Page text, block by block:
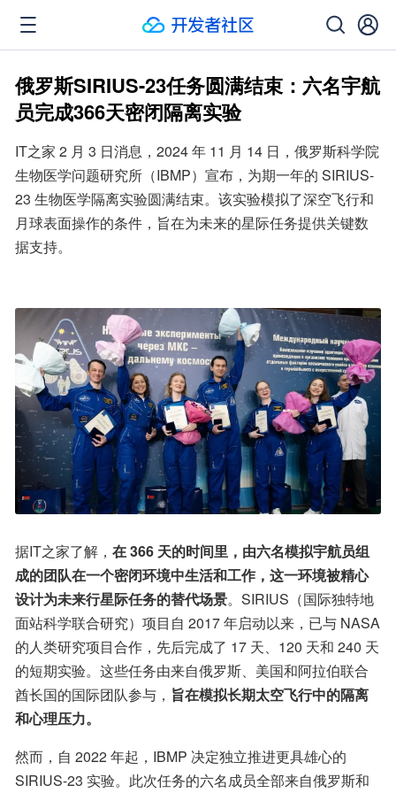
俄罗斯SIRIUS-23任务圆满结束：六名宇航
员完成366天密闭隔离实验
IT之家 2 月 3 日消息，2024 年 11 月 14 日，俄罗斯科学院
生物医学问题研究所（IBMP）宣布，为期一年的 SIRIUS-
23 生物医学隔离实验圆满结束。该实验模拟了深空飞行和
月球表面操作的条件，旨在为未来的星际任务提供关键数
据支持。
据IT之家了解， 在 366 天的时间里，由六名模拟宇航员组
成的团队在一个密闭环境中生活和工作，这一环境被精心
设计为未来行星际任务的替代场景。SIRIUS（国际独特地
面站科学联合研究）项目自 2017 年启动以来，已与 NASA
的人类研究项目合作，先后完成了 17 天、120 天和 240 天
的短期实验。这些任务由来自俄罗斯、美国和阿拉伯联合
酋长国的国际团队参与， 旨在模拟长期太空飞行中的隔离
和心理压力。
然而，自 2022 年起，IBMP 决定独立推进更具雄心的
SIRIUS-23 实验。此次任务的六名成员全部来自俄罗斯和